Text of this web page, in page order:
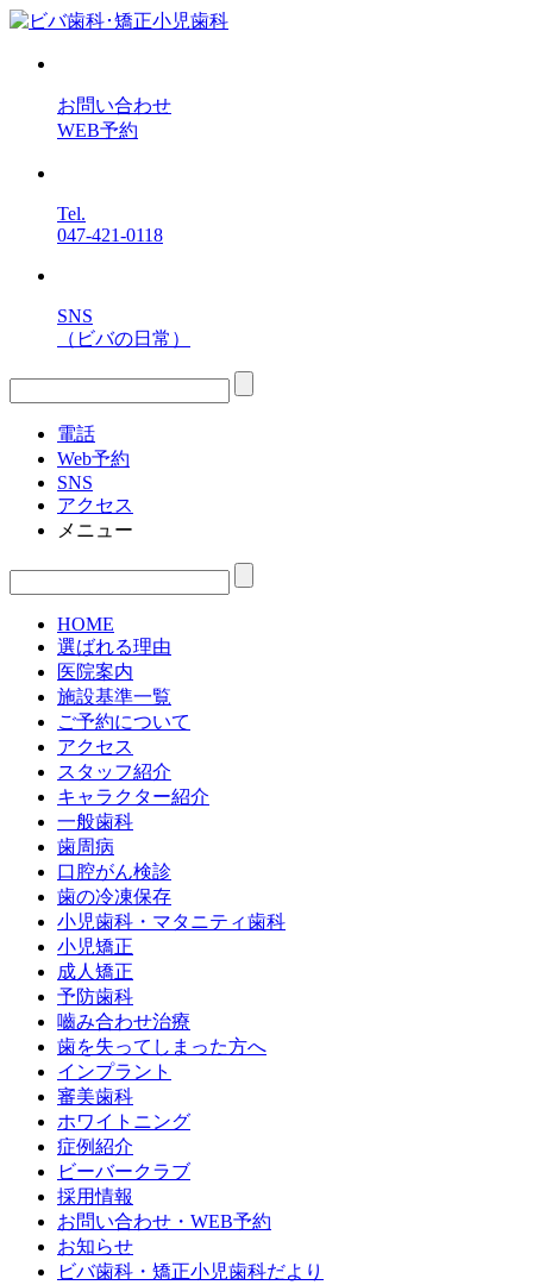
お問い合わせ
WEB予約
Tel.
047-421-0118
SNS
（ビバの日常）
電話
Web予約
SNS
アクセス
メニュー
HOME
選ばれる理由
医院案内
施設基準一覧
ご予約について
アクセス
スタッフ紹介
キャラクター紹介
一般歯科
歯周病
口腔がん検診
歯の冷凍保存
小児歯科・マタニティ歯科
小児矯正
成人矯正
予防歯科
嚙み合わせ治療
歯を失ってしまった方へ
インプラント
審美歯科
ホワイトニング
症例紹介
ビーバークラブ
採用情報
お問い合わせ・WEB予約
お知らせ
ビバ歯科・矯正小児歯科だより